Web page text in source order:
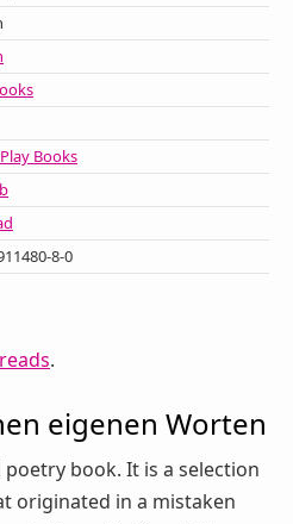
Books
8-0
.
eigenen Worten
book. It is a selection
originated in a mistaken